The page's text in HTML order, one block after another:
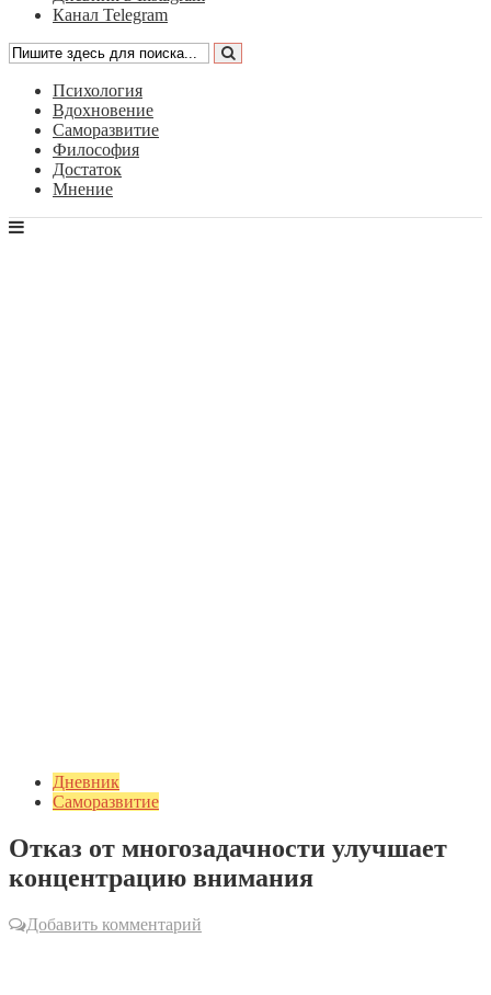
Канал Telegram
Психология
Вдохновение
Саморазвитие
Философия
Достаток
Мнение
Дневник
Саморазвитие
Отказ от многозадачности улучшает
концентрацию внимания
Добавить комментарий